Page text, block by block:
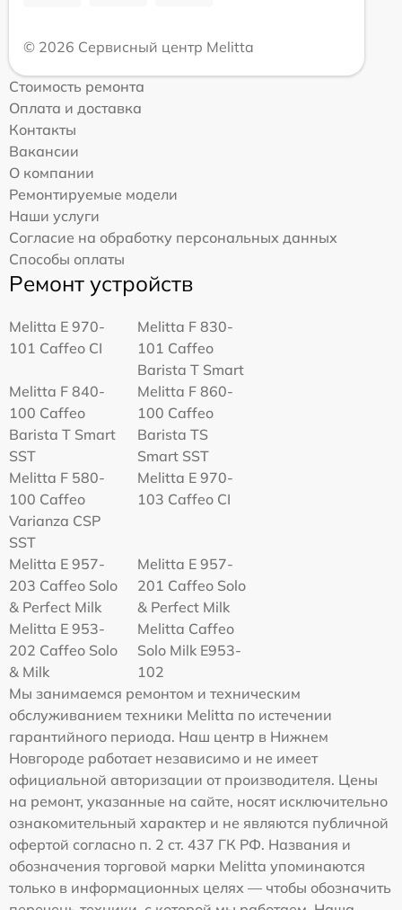
© 2026 Сервисный центр Melitta
Стоимость ремонта
Оплата и доставка
Контакты
Вакансии
О компании
Ремонтируемые модели
Наши услуги
Согласие на обработку персональных данных
Способы оплаты
Ремонт устройств
Melitta Е 970-
101 Caffeo CI
Melitta F 830-
101 Caffeo
Barista T Smart
Melitta F 840-
100 Caffeo
Barista T Smart
SST
Melitta F 860-
100 Caffeo
Barista TS
Smart SST
Melitta F 580-
100 Caffeo
Varianza CSP
SST
Melitta Е 970-
103 Caffeo CI
Melitta E 957-
203 Caffeo Solo
& Perfect Milk
Melitta E 957-
201 Caffeo Solo
& Perfect Milk
Melitta Е 953-
202 Caffeo Solo
& Milk
Melitta Caffeo
Solo Milk E953-
102
Мы занимаемся ремонтом и техническим
обслуживанием техники Melitta по истечении
гарантийного периода. Наш центр в Нижнем
Новгороде работает независимо и не имеет
официальной авторизации от производителя. Цены
на ремонт, указанные на сайте, носят исключительно
ознакомительный характер и не являются публичной
офертой согласно п. 2 ст. 437 ГК РФ. Названия и
обозначения торговой марки Melitta упоминаются
только в информационных целях — чтобы обозначить